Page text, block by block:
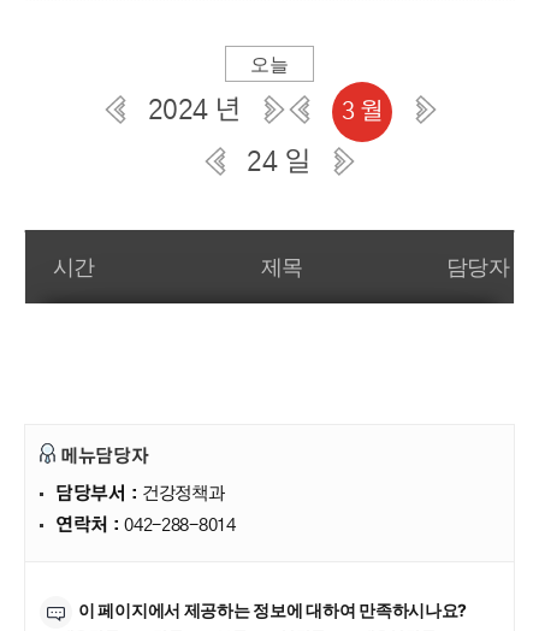
오늘
2024 년 3 월
24 일
일간 부서일정관리
시간 제목 담당자
메뉴담당자
담당부서 : 건강정책과
연락처 :042-288-8014
이 페이지에서 제공하는 정보에 대하여 만족하시나요?